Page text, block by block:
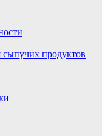
сыпучих продуктов